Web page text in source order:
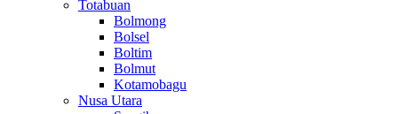
Totabuan
Bolmong
Bolsel
Boltim
Bolmut
Kotamobagu
Nusa Utara